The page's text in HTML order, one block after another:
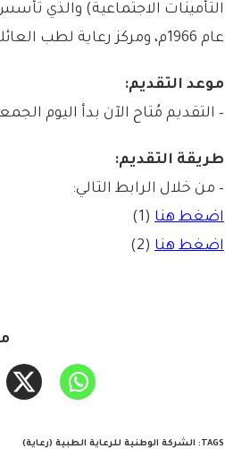
عام 1966م، ومركز رعاية لطب العائلة والذي بدأ تشغيله الفعلي عام 2017م.
موعد التقديم:
– التقديم مُتاح الآن بدأ اليوم الجمعة بتاريخ 1447/01/02هـ
طريقة التقديم:
– من خلال الرابط التالي:
اضغط هنا (1)
اضغط هنا (2)
TAGS
: الشركة الوطنية للرعاية الطبية (رعاية)